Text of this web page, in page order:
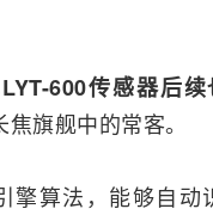
600传感器后
旗舰中的常客。
算法，能够自动